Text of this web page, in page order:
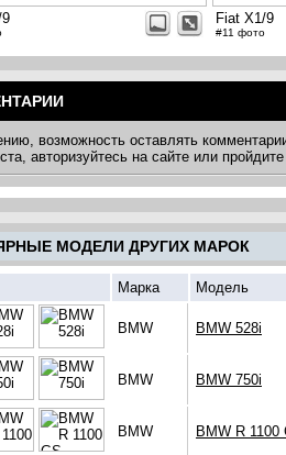
Fiat X1/9
#11 фото
возможность оставлять
авторизуйтесь на сайте или
МОДЕЛИ ДРУГИХ МАРОК
Марка Модель
BMW BMW 528i
BMW BMW 750i
BMW BMW R 1100